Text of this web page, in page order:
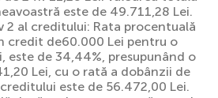
este de 49.711,28 Lei.
2 al creditului: Rata procentuală
credit de60.000 Lei pentru o
este de 34,44%, presupunând o
Lei, cu o rată a dobânzii de
este de 56.472,00 Lei.